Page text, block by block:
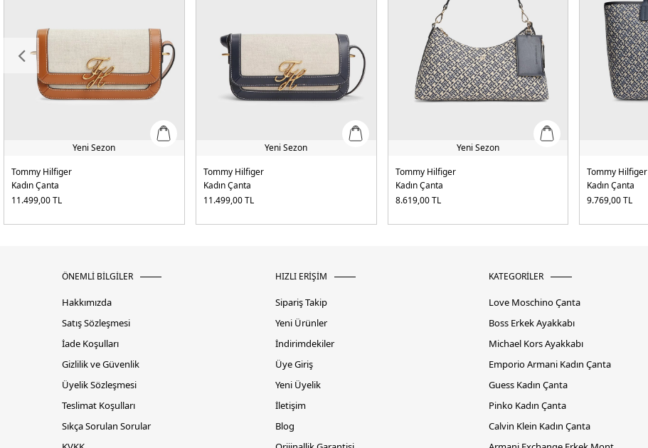
Yeni Sezon
Tommy Hilfiger
Kadın Çanta
11.499,00TL
Yeni Sezon
Tommy Hilfiger
Kadın Çanta
11.499,00TL
Yeni Sezon
Tommy Hilfiger
Kadın Çanta
8.619,00TL
Tommy Hilfiger
Kadın Çanta
9.769,00TL
ÖNEMLİ BİLGİLER
Hakkımızda
Satış Sözleşmesi
İade Koşulları
Gizlilik ve Güvenlik
Üyelik Sözleşmesi
Teslimat Koşulları
Sıkça Sorulan Sorular
HIZLI ERİŞİM
Sipariş Takip
Yeni Ürünler
İndirimdekiler
Üye Giriş
Yeni Üyelik
İletişim
Blog
KATEGORİLER
Love Moschino Çanta
Boss Erkek Ayakkabı
Michael Kors Ayakkabı
Emporio Armani Kadın Çanta
Guess Kadın Çanta
Pinko Kadın Çanta
Calvin Klein Kadın Çanta